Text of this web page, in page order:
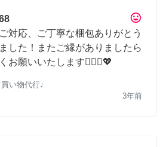
tag_faces
対応、ご丁寧な梱包ありがとう
した！またご縁がありましたら
お願いいたします🙇🏻‍♀️💖
い物代行♩
3年前